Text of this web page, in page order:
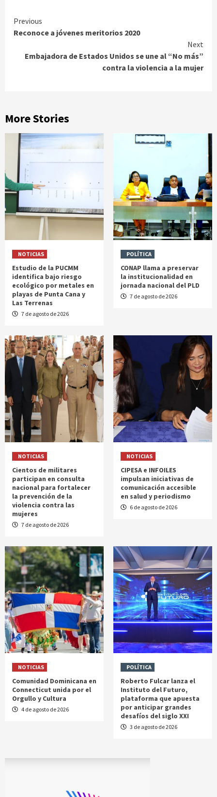
Continue
Reading
Previous
Reconoce a jóvenes meritorios 2020
Next
Embajadora de Estados Unidos se une al “No más”
contra la violencia a la mujer
More Stories
NOTICIAS
Estudio de la PUCMM
identifica bajo riesgo
ecológico por metales en
playas de Punta Cana y
Las Terrenas
7 de agosto de 2026
POLÍTICA
CONAP llama a preservar
la institucionalidad en
jornada nacional del PLD
7 de agosto de 2026
NOTICIAS
Cientos de militares
participan en consulta
nacional para fortalecer
la prevención de la
violencia contra las
mujeres
7 de agosto de 2026
NOTICIAS
CIPESA e INFOILES
impulsan iniciativas de
comunicación accesible
en salud y periodismo
6 de agosto de 2026
NOTICIAS
Comunidad Dominicana en
Connecticut unida por el
Orgullo y Cultura
4 de agosto de 2026
POLÍTICA
Roberto Fulcar lanza el
Instituto del Futuro,
plataforma que apuesta
por anticipar grandes
desafíos del siglo XXI
3 de agosto de 2026